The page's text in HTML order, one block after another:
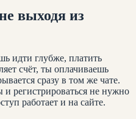
выходя из
идти глубже, платить
счёт, ты оплачиваешь
сразу в том же чате.
и регистрироваться не нужно
работает и на сайте.